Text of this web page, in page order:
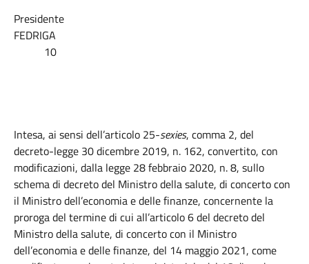
Presidente
FEDRIGA
10
Intesa, ai sensi dell’articolo 25-sexies, comma 2, del
decreto-legge 30 dicembre 2019, n. 162, convertito, con
modificazioni, dalla legge 28 febbraio 2020, n. 8, sullo
schema di decreto del Ministro della salute, di concerto con
il Ministro dell’economia e delle finanze, concernente la
proroga del termine di cui all’articolo 6 del decreto del
Ministro della salute, di concerto con il Ministro
dell’economia e delle finanze, del 14 maggio 2021, come